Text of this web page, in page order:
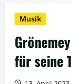
Musik
für seine